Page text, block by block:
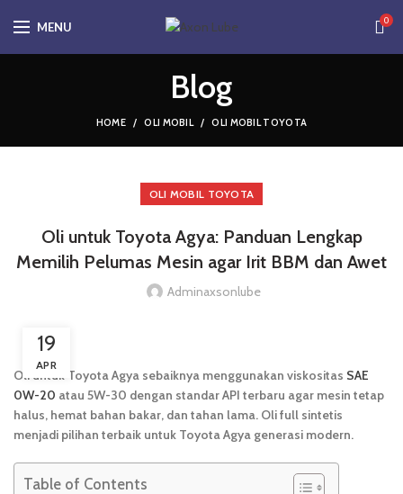
MENU 0
Blog
HOME OLI MOBIL OLI MOBIL TOYOTA
OLI MOBIL TOYOTA
Oli untuk Toyota Agya: Panduan Lengkap
Memilih Pelumas Mesin agar Irit BBM dan Awet
Adminaxsonlube
19
APR
Oli untuk Toyota Agya sebaiknya menggunakan viskositas SAE
0W-20 atau 5W-30 dengan standar API terbaru agar mesin tetap
halus, hemat bahan bakar, dan tahan lama. Oli full sintetis
menjadi pilihan terbaik untuk Toyota Agya generasi modern.
Table of Contents